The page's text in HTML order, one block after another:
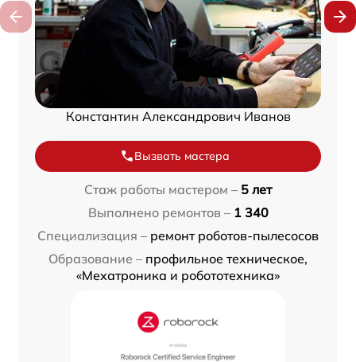
Константин Александрович Иванов
Вызвать мастера
Стаж работы мастером – 5 лет
Выполнено ремонтов – 1 340
Специализация – ремонт роботов-пылесосов
Образование – профильное техническое,
«Мехатроника и робототехника»